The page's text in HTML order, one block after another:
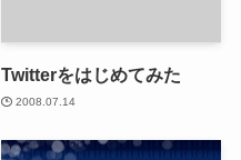
Twitterをはじめてみた
2008.07.14